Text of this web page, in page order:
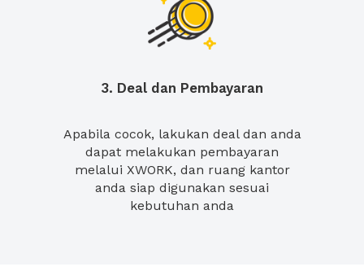
3. Deal dan Pembayaran
Apabila cocok, lakukan deal dan anda
dapat melakukan pembayaran
melalui XWORK, dan ruang kantor
anda siap digunakan sesuai
kebutuhan anda